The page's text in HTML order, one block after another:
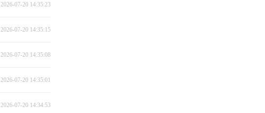
2026-07-20 14:35:23
2026-07-20 14:35:15
2026-07-20 14:35:08
2026-07-20 14:35:01
2026-07-20 14:34:53